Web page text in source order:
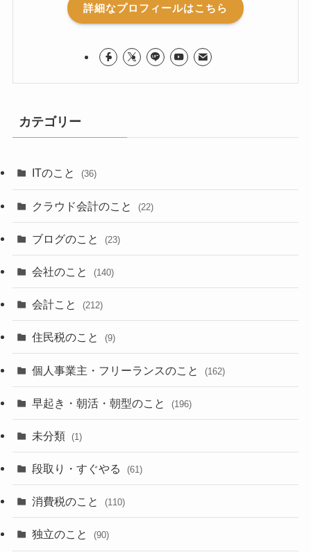
詳細なプロフィールはこちら
カテゴリー
ITのこと (36)
クラウド会計のこと (22)
ブログのこと (23)
会社のこと (140)
会計こと (212)
住民税のこと (9)
個人事業主・フリーランスのこと (162)
早起き・朝活・朝型のこと (196)
未分類 (1)
段取り・すぐやる (61)
消費税のこと (110)
独立のこと (90)